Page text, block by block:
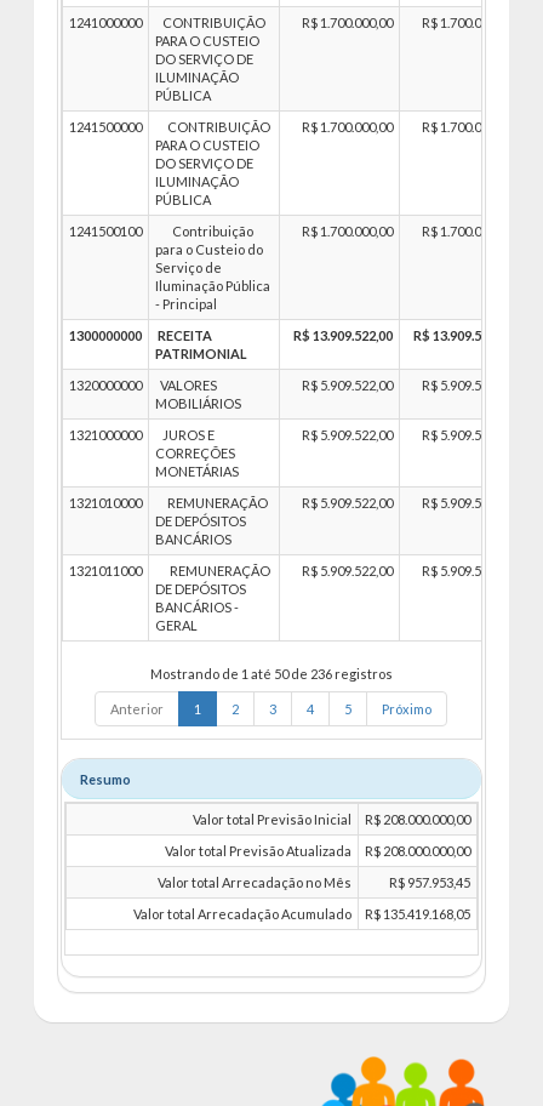
1241000000
CONTRIBUIÇÃO
PARA O CUSTEIO
DO SERVIÇO DE
ILUMINAÇÃO
PÚBLICA
R$ 1.700.000,00 R$ 1.700.000,00
1241500000
CONTRIBUIÇÃO
PARA O CUSTEIO
DO SERVIÇO DE
ILUMINAÇÃO
PÚBLICA
R$ 1.700.000,00 R$ 1.700.000,00
1241500100
Contribuição
para o Custeio do
Serviço de
Iluminação Pública
- Principal
R$ 1.700.000,00 R$ 1.700.000,00
1300000000
RECEITA
PATRIMONIAL
R$ 13.909.522,00 R$ 13.909.522,00
1320000000
VALORES
MOBILIÁRIOS
R$ 5.909.522,00 R$ 5.909.522,00
1321000000
JUROS E
CORREÇÕES
MONETÁRIAS
R$ 5.909.522,00 R$ 5.909.522,00
1321010000
REMUNERAÇÃO
DE DEPÓSITOS
BANCÁRIOS
R$ 5.909.522,00 R$ 5.909.522,00
1321011000
REMUNERAÇÃO
DE DEPÓSITOS
BANCÁRIOS -
GERAL
R$ 5.909.522,00 R$ 5.909.522,00
Mostrando de 1 até 50 de 236 registros
Anterior 1 2 3 4 5 Próximo
Resumo
Valor total Previsão Inicial
R$ 208.000.000,00
Valor total Previsão Atualizada
R$ 208.000.000,00
Valor total Arrecadação no Mês
R$ 957.953,45
Valor total Arrecadação Acumulado
R$ 135.419.168,05